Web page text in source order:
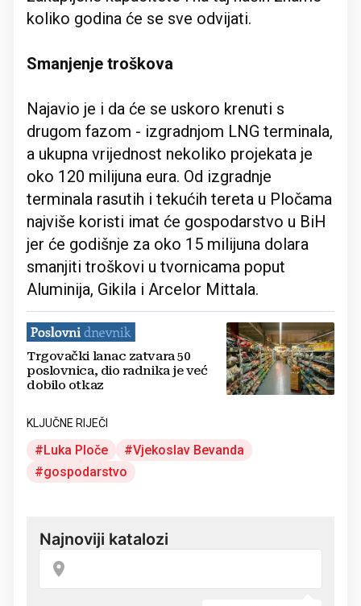
koliko godina će se sve odvijati.
Smanjenje troškova
Najavio je i da će se uskoro krenuti s
drugom fazom - izgradnjom LNG terminala,
a ukupna vrijednost nekoliko projekata je
oko 120 milijuna eura. Od izgradnje
terminala rasutih i tekućih tereta u Pločama
najviše koristi imat će gospodarstvo u BiH
jer će godišnje za oko 15 milijuna dolara
smanjiti troškovi u tvornicama poput
Aluminija, Gikila i Arcelor Mittala.
Trgovački lanac zatvara 50
poslovnica, dio radnika je već
dobilo otkaz
KLJUČNE RIJEČI
Luka Ploče
Vjekoslav Bevanda
gospodarstvo